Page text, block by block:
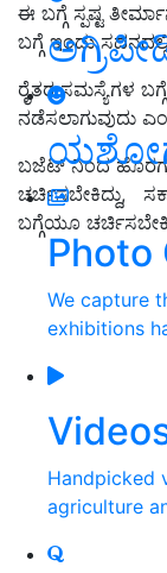
Photo
We capture
exhibitions
Handpicked
agriculture
ಈ ಬಗ್ಗೆ ಸ್ಪಷ್ಟ
ಬಗ್ಗೆ ಇಂದು
ರೈತರ ಸಮಸ್ಯೆಗಳ
ನಡೆಸಲಾಗುವುದು
ಬಜೆಟ್ ನಿಂದ
ಚರ್ಚಿಸಬೇಕಿದ್ದು,
ಬಗ್ಗೆಯೂ